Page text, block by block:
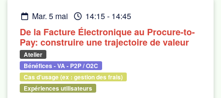
mar. 5 mai 14:15- 14:45
De la Facture Électronique au Procure-to-
Pay: construire une trajectoire de valeur
Atelier
Bénéfices - VA - P2P / O2C
Cas d’usage (ex : gestion des frais)
Expériences utilisateurs